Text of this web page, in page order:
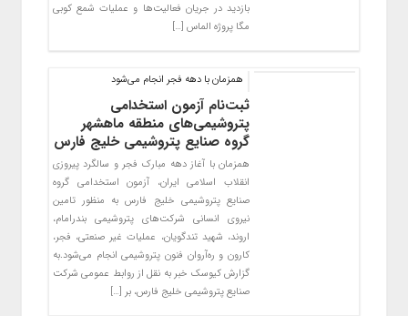
بازدید در جریان فعالیت‌ها و عملیات شمع کوبی
مگا پروژه الماس […]
همزمان با دهه فجر انجام می‌شود
ثبت‌نام آزمون استخدامی
پتروشیمی‌های منطقه ماهشهر
گروه صنایع پتروشیمی خلیج فارس
همزمان با آغاز دهه مبارک فجر و سالگرد پیروزی
انقلاب اسلامی ایران، آزمون استخدامی گروه
صنایع پتروشیمی خلیج فارس به منظور تامین
نیروی انسانی شرکت‌های پتروشیمی بندرامام،
اروند، شهید تندگویان، عملیات غیر صنعتی، فجر،
کارون و ره‌آروان فنون پتروشیمی انجام می‌شود.به
گزارش کیوسک خبر به نقل از روابط عمومی شرکت
صنایع پتروشیمی خلیج فارس، بر […]